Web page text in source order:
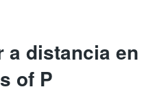
a distancia en
of P